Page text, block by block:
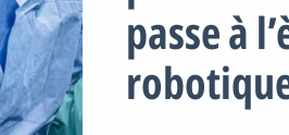
passe à